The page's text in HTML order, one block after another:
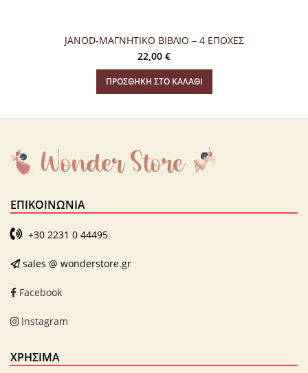
JANOD-ΜΑΓΝΗΤΙΚΟ ΒΙΒΛΙΟ – 4 ΕΠΟΧΕΣ
22,00 €
ΠΡΟΣΘΉΚΗ ΣΤΟ ΚΑΛΆΘΙ
ΕΠΙΚΟΙΝΩΝΊΑ
+30 2231 0 44495
sales @ wonderstore.gr
Facebook
Instagram
ΧΡΗΣΙΜΑ